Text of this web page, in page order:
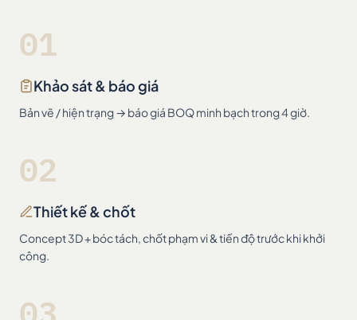
01
Khảo sát & báo giá
Bản vẽ / hiện trạng → báo giá BOQ minh bạch trong 4 giờ.
02
Thiết kế & chốt
Concept 3D + bóc tách, chốt phạm vi & tiến độ trước khi khởi
công.